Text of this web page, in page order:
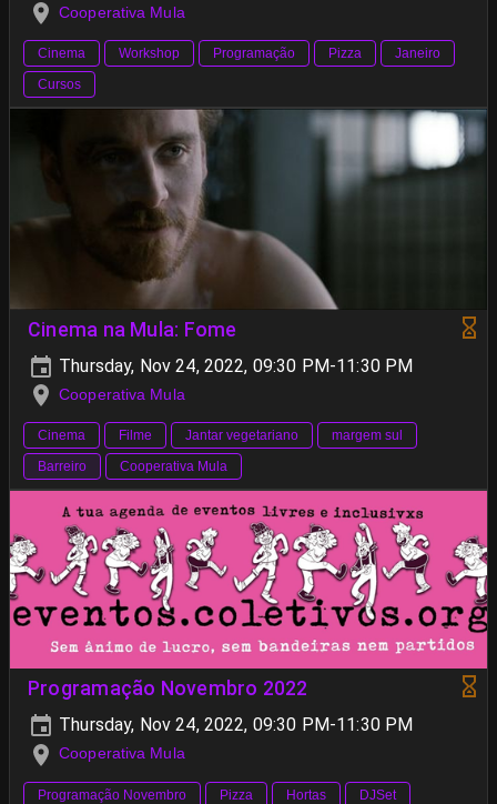
Cooperativa Mula
Cinema Workshop Programação Pizza
Janeiro
Cursos
Cinema na Mula: Fome
Thursday, Nov 24, 2022, 09:30 PM-11:30 PM
Cooperativa Mula
Cinema Filme Jantar vegetariano
margem sul
Barreiro
Cooperativa Mula
Programação Novembro 2022
Thursday, Nov 24, 2022, 09:30 PM-11:30 PM
Cooperativa Mula
Programação Novembro Pizza Hortas DJSet